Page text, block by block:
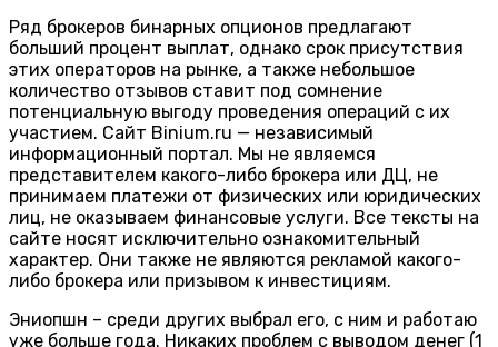
Ряд брокеров бинарных опционов предлагают
больший процент выплат, однако срок присутствия
этих операторов на рынке, а также небольшое
количество отзывов ставит под сомнение
потенциальную выгоду проведения операций с их
участием. Сайт Binium.ru — независимый
информационный портал. Мы не являемся
представителем какого-либо брокера или ДЦ, не
принимаем платежи от физических или юридических
лиц, не оказываем финансовые услуги. Все тексты на
сайте носят исключительно ознакомительный
характер. Они также не являются рекламой какого-
либо брокера или призывом к инвестициям.
Эниопшн – среди других выбрал его, с ним и работаю
уже больше года. Никаких проблем с выводом денег (1